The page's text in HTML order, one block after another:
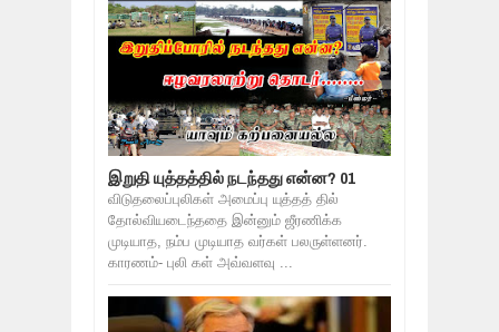
இறுதி யுத்தத்தில் நடந்தது என்ன? 01
விடுதலைப்புலிகள் அமைப்பு யுத்தத் தில்
தோல்வியடைந்ததை இன்னும் ஜீரணிக்க
முடியாத, நம்ப முடியாத வர்கள் பலருள்ளனர்.
காரணம்- புலி கள் அவ்வளவு ...